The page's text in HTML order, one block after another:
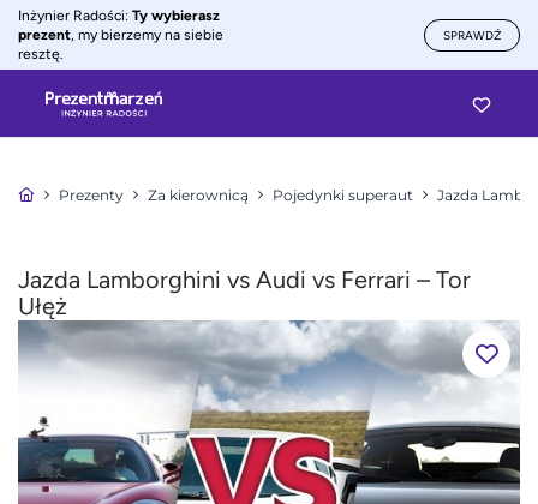
Inżynier Radości: Ty wybierasz
prezent, my bierzemy na siebie
resztę.
SPRAWDŹ
Prezenty Za kierownicą Pojedynki superaut Jazda
Jazda Lamborghini vs Audi vs Ferrari – Tor
Ułęż